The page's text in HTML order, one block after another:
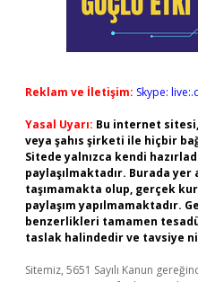
Reklam ve İletişim: Skype:
Yasal Uyarı: Bu internet
veya şahıs şirketi ile hiçbir
Sitede yalnızca kendi
paylaşılmaktadır. Burada
taşımamakta olup, gerçek
paylaşım yapılmamaktadır.
benzerlikleri tamamen
taslak halindedir ve tavsiye
Sitemiz, 5651 Sayılı Kanun